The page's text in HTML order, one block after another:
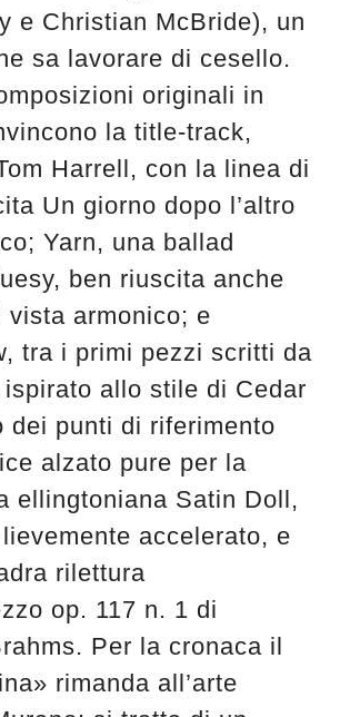
e Christian McBride), un
sa lavorare di cesello.
originali in
la title-track,
Harrell, con la linea di
Un giorno dopo l’altro
Yarn, una ballad
ben riuscita anche
vista armonico; e
tra i primi pezzi scritti da
allo stile di Cedar
dei punti di riferimento
alzato pure per la
ellingtoniana Satin Doll,
accelerato, e
rilettura
op. 117 n. 1 di
Per la cronaca il
rimanda all’arte